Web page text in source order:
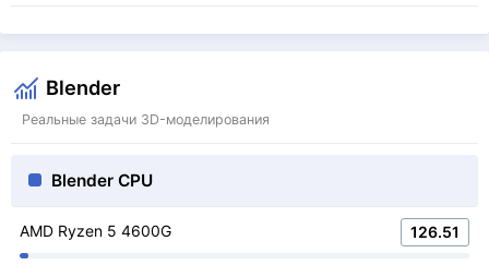
Blender
Реальные задачи 3D-моделирования
Blender CPU
AMD Ryzen 5 4600G 126.51